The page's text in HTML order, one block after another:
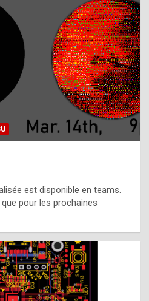
h
a
t
t
e
b
e
s
est disponible en teams.
pour les prochaines